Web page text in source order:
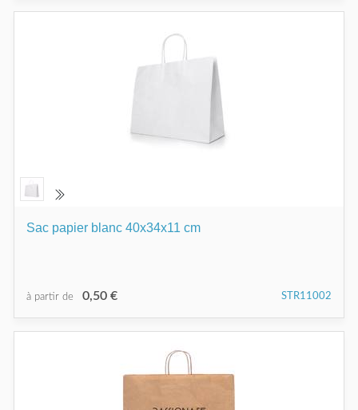
Sac papier blanc 40x34x11 cm
à partir de 0,50 € STR11002